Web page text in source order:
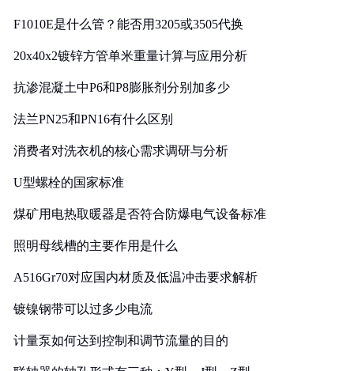
F1010E是什么管？能否用3205或3505代换
20x40x2镀锌方管单米重量计算与应用分析
抗渗混凝土中P6和P8膨胀剂分别加多少
法兰PN25和PN16有什么区别
消费者对洗衣机的核心需求调研与分析
U型螺栓的国家标准
煤矿用电热取暖器是否符合防爆电气设备标准
照明母线槽的主要作用是什么
A516Gr70对应国内材质及低温冲击要求解析
镀镍钢带可以过多少电流
计量泵如何达到控制和调节流量的目的